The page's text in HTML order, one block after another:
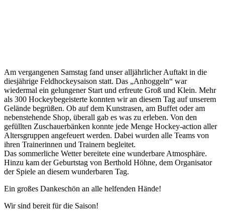
Am vergangenen Samstag fand unser alljährlicher Auftakt in die
diesjährige Feldhockeysaison statt. Das „Anhoggeln“ war
wiedermal ein gelungener Start und erfreute Groß und Klein. Mehr
als 300 Hockeybegeisterte konnten wir an diesem Tag auf unserem
Gelände begrüßen. Ob auf dem Kunstrasen, am Buffet oder am
nebenstehende Shop, überall gab es was zu erleben. Von den
gefüllten Zuschauerbänken konnte jede Menge Hockey-action aller
Altersgruppen angefeuert werden. Dabei wurden alle Teams von
ihren Trainerinnen und Trainern begleitet.
Das sommerliche Wetter bereitete eine wunderbare Atmosphäre.
Hinzu kam der Geburtstag von Berthold Höhne, dem Organisator
der Spiele an diesem wunderbaren Tag.
Ein großes Dankeschön an alle helfenden Hände!
Wir sind bereit für die Saison!